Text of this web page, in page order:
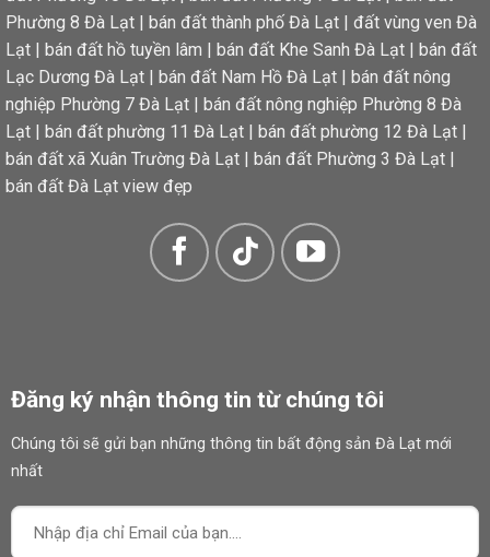
Phường 8 Đà Lạt | bán đất thành phố Đà Lạt | đất vùng ven Đà
Lạt | bán đất hồ tuyền lâm | bán đất Khe Sanh Đà Lạt | bán đất
Lạc Dương Đà Lạt | bán đất Nam Hồ Đà Lạt | bán đất nông
nghiệp Phường 7 Đà Lạt | bán đất nông nghiệp Phường 8 Đà
Lạt | bán đất phường 11 Đà Lạt | bán đất phường 12 Đà Lạt |
bán đất xã Xuân Trường Đà Lạt | bán đất Phường 3 Đà Lạt |
bán đất Đà Lạt view đẹp
Đăng ký nhận thông tin từ chúng tôi
Chúng tôi sẽ gửi bạn những thông tin bất động sản Đà Lạt mới
nhất